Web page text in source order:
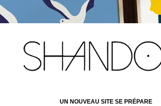
UN NOUVEAU SITE SE PRÉPARE